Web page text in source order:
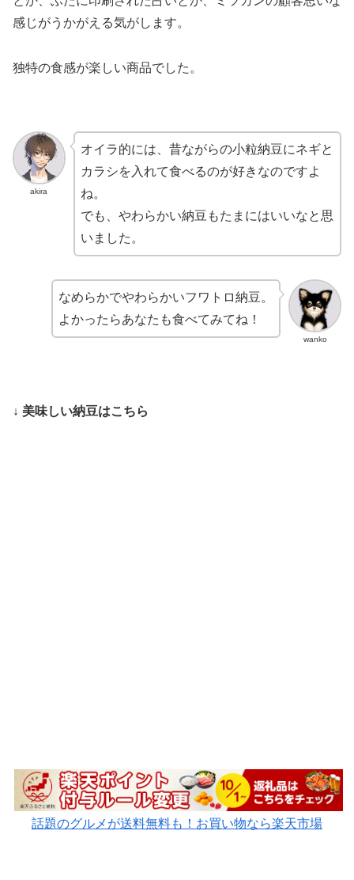
感じがうかがえる気がします。
独特の食感が楽しい商品でした。
akira
オイラ的には、昔ながらの小粒納豆にネギと
カラシを入れて食べるのが好きなのですよ
ね。
でも、やわらかい納豆もたまにはいいなと思
いました。
wanko
なめらかでやわらかいフワトロ納豆。
よかったらあなたも食べてみてね！
↓ 美味しい納豆はこちら
話題のグルメが送料無料も！お買い物なら楽天市場